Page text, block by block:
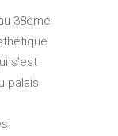
38ème
s’est
palais